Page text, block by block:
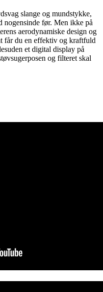
slange og mundstykke,
nogensinde før. Men ikke på
aerodynamiske design og
får du en effektiv og kraftfuld
et digital display på
og filteret skal